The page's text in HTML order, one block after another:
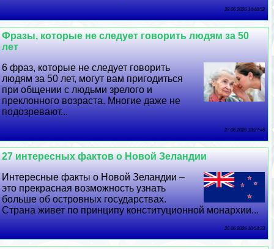
28 06 2026 14:40:52
Фразы, которые не следует говорить людям за 50
лет
6 фраз, которые не следует говорить
людям за 50 лет, могут вам пригодиться
при общении с людьми зрелого и
преклонного возраста. Многие даже не
подозревают...
27 06 2026 18:27:46
27 интересных фактов о Новой Зеландии
Интересные факты о Новой Зеландии –
это прекрасная возможность узнать
больше об островных государствах.
Страна живет по принципу конституционной монархии...
26 06 2026 10:54:33